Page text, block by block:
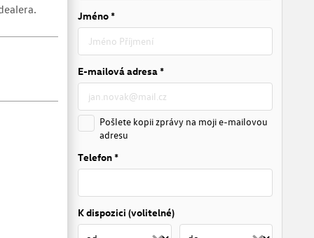
Jméno *
E-mailová adresa *
Pošlete kopii zprávy na moji e-mailovou
adresu
Telefon *
K dispozici (volitelné)